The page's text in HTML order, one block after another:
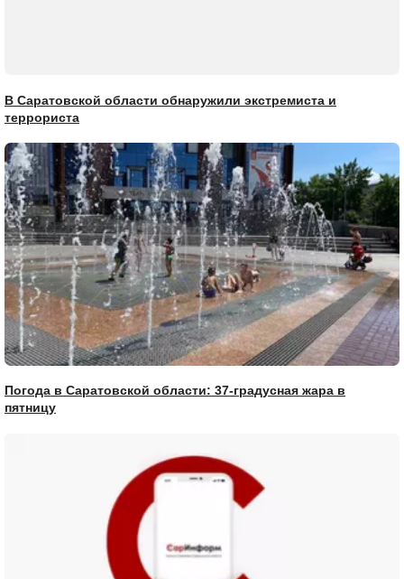
В Саратовской области обнаружили экстремиста и
террориста
Погода в Саратовской области: 37-градусная жара в
пятницу